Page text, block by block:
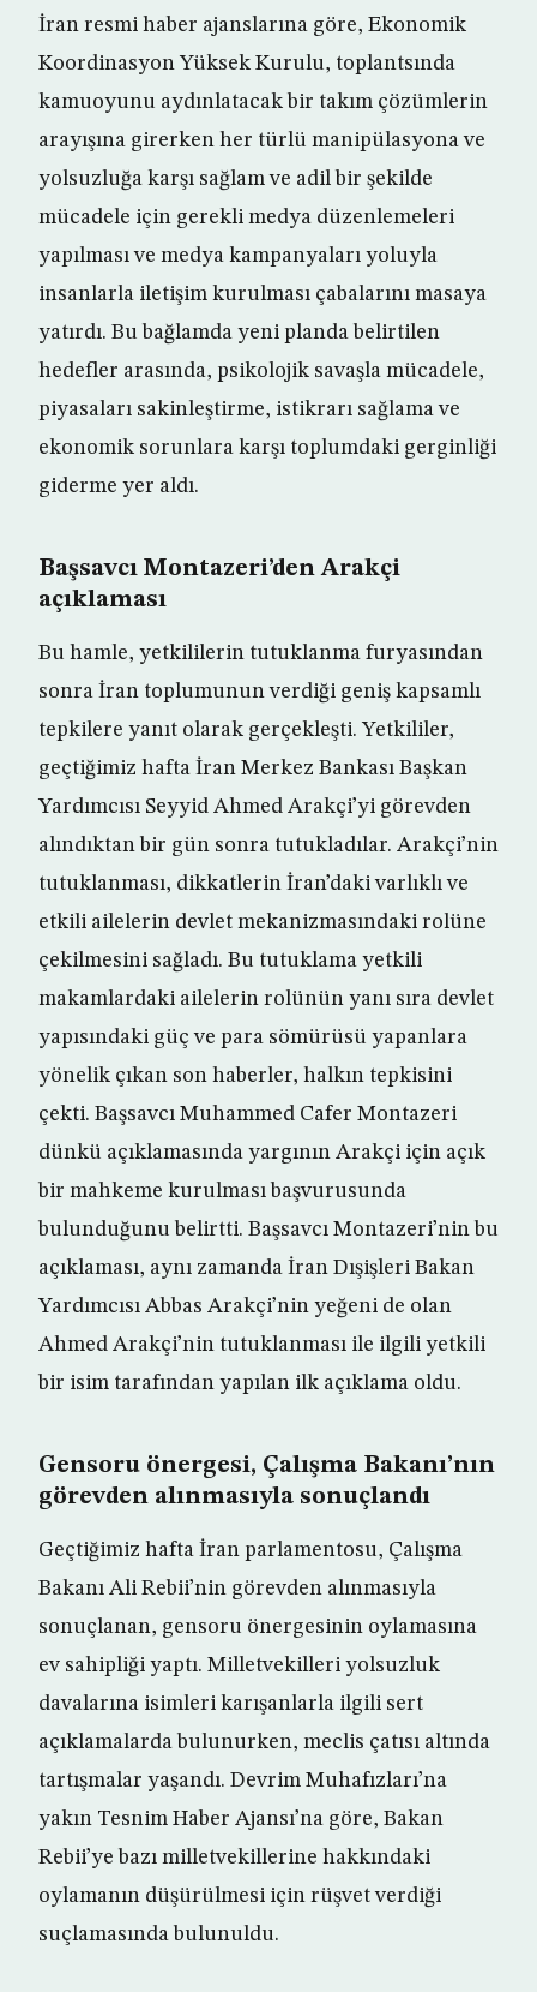
İran resmi haber ajanslarına göre, Ekonomik
Koordinasyon Yüksek Kurulu, toplantsında
kamuoyunu aydınlatacak bir takım çözümlerin
arayışına girerken her türlü manipülasyona ve
yolsuzluğa karşı sağlam ve adil bir şekilde
mücadele için gerekli medya düzenlemeleri
yapılması ve medya kampanyaları yoluyla
insanlarla iletişim kurulması çabalarını masaya
yatırdı. Bu bağlamda yeni planda belirtilen
hedefler arasında, psikolojik savaşla mücadele,
piyasaları sakinleştirme, istikrarı sağlama ve
ekonomik sorunlara karşı toplumdaki gerginliği
giderme yer aldı.
Başsavcı Montazeri’den Arakçi
açıklaması
Bu hamle, yetkililerin tutuklanma furyasından
sonra İran toplumunun verdiği geniş kapsamlı
tepkilere yanıt olarak gerçekleşti. Yetkililer,
geçtiğimiz hafta İran Merkez Bankası Başkan
Yardımcısı Seyyid Ahmed Arakçi’yi görevden
alındıktan bir gün sonra tutukladılar. Arakçi’nin
tutuklanması, dikkatlerin İran’daki varlıklı ve
etkili ailelerin devlet mekanizmasındaki rolüne
çekilmesini sağladı. Bu tutuklama yetkili
makamlardaki ailelerin rolünün yanı sıra devlet
yapısındaki güç ve para sömürüsü yapanlara
yönelik çıkan son haberler, halkın tepkisini
çekti. Başsavcı Muhammed Cafer Montazeri
dünkü açıklamasında yargının Arakçi için açık
bir mahkeme kurulması başvurusunda
bulunduğunu belirtti. Başsavcı Montazeri’nin bu
açıklaması, aynı zamanda İran Dışişleri Bakan
Yardımcısı Abbas Arakçi’nin yeğeni de olan
Ahmed Arakçi’nin tutuklanması ile ilgili yetkili
bir isim tarafından yapılan ilk açıklama oldu.
Gensoru önergesi, Çalışma Bakanı’nın
görevden alınmasıyla sonuçlandı
Geçtiğimiz hafta İran parlamentosu, Çalışma
Bakanı Ali Rebii’nin görevden alınmasıyla
sonuçlanan, gensoru önergesinin oylamasına
ev sahipliği yaptı. Milletvekilleri yolsuzluk
davalarına isimleri karışanlarla ilgili sert
açıklamalarda bulunurken, meclis çatısı altında
tartışmalar yaşandı. Devrim Muhafızları’na
yakın Tesnim Haber Ajansı’na göre, Bakan
Rebii’ye bazı milletvekillerine hakkındaki
oylamanın düşürülmesi için rüşvet verdiği
suçlamasında bulunuldu.